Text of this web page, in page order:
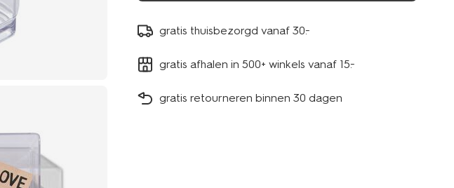
gratis thuisbezorgd vanaf 30.-
gratis afhalen in 500+ winkels vanaf 15.-
gratis retourneren binnen 30 dagen